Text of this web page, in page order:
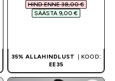
HIND ENNE 38,00 €‎
SÄÄSTA 9,00 €‎
35% ALLAHINDLUST
| KOOD:
EE35